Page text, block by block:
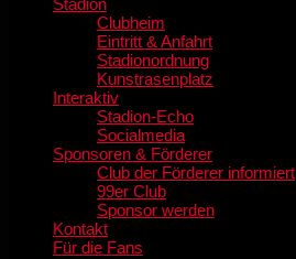
Stadion
Clubheim
Eintritt & Anfahrt
Stadionordnung
Kunstrasenplatz
Interaktiv
Stadion-Echo
Socialmedia
Sponsoren & Förderer
Club der Förderer informiert
99er Club
Sponsor werden
Kontakt
Für die Fans